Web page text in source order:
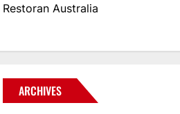
Restoran Australia
ARCHIVES